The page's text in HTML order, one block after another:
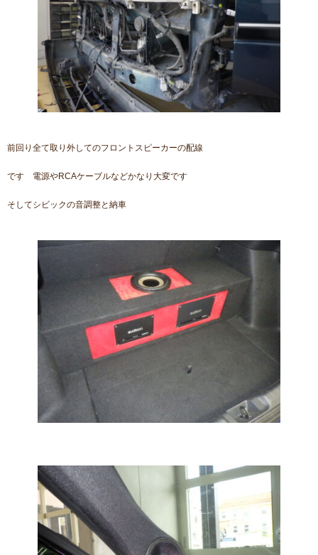
前回り全て取り外してのフロントスピーカーの配線
です 電源やRCAケーブルなどかなり大変です
そしてシビックの音調整と納車